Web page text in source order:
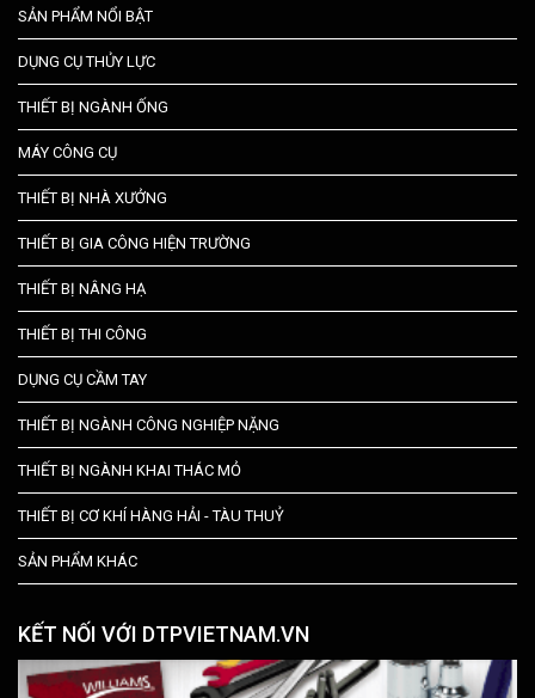
SẢN PHẨM NỔI BẬT
DỤNG CỤ THỦY LỰC
THIẾT BỊ NGÀNH ỐNG
MÁY CÔNG CỤ
THIẾT BỊ NHÀ XƯỞNG
THIẾT BỊ GIA CÔNG HIỆN TRƯỜNG
THIẾT BỊ NÂNG HẠ
THIẾT BỊ THI CÔNG
DỤNG CỤ CẦM TAY
THIẾT BỊ NGÀNH CÔNG NGHIỆP NẶNG
THIẾT BỊ NGÀNH KHAI THÁC MỎ
THIẾT BỊ CƠ KHÍ HÀNG HẢI - TÀU THUỶ
SẢN PHẨM KHÁC
KẾT NỐI VỚI DTPVIETNAM.VN